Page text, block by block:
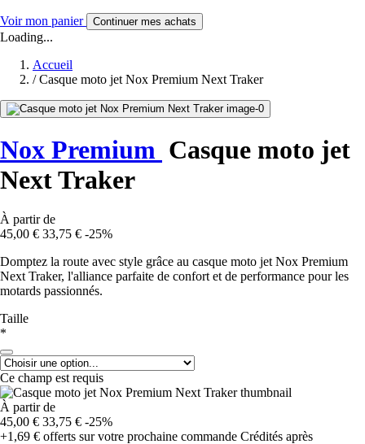
Voir mon panier Continuer mes achats
Loading...
Accueil
/ Casque moto jet Nox Premium Next Traker
Nox Premium Casque moto jet
Next Traker
À partir de
45,00 € 33,75 € -25%
Domptez la route avec style grâce au casque moto jet Nox Premium
Next Traker, l'alliance parfaite de confort et de performance pour les
motards passionnés.
Taille
*
Ce champ est requis
À partir de
45,00 € 33,75 € -25%
+1,69 € offerts sur votre prochaine commande Crédités après